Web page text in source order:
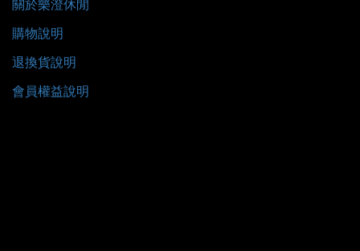
關於樂澄休閒
購物說明
退換貨說明
會員權益說明